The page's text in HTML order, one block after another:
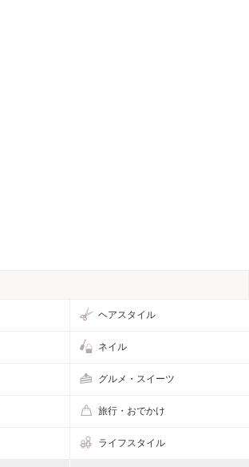
ヘアスタイル
ネイル
グルメ・スイーツ
旅行・おでかけ
ライフスタイル